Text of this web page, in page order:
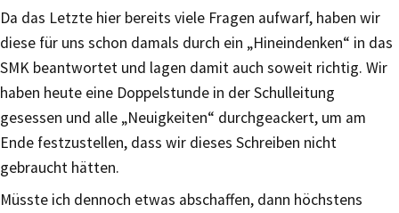
Da das Letzte hier bereits viele Fragen aufwarf, haben wir
diese für uns schon damals durch ein „Hineindenken“ in das
SMK beantwortet und lagen damit auch soweit richtig. Wir
haben heute eine Doppelstunde in der Schulleitung
gesessen und alle „Neuigkeiten“ durchgeackert, um am
Ende festzustellen, dass wir dieses Schreiben nicht
gebraucht hätten.
Müsste ich dennoch etwas abschaffen, dann höchstens